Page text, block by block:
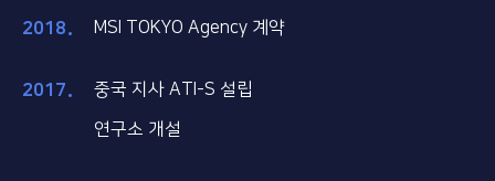
2018 MSI TOKYO Agency 계약
2017 중국 지사 ATI-S 설립
연구소 개설